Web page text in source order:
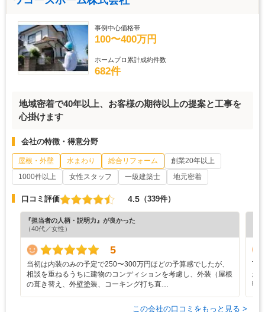
事例中心価格帯
100〜400万円
ホームプロ累計成約件数
682件
地域密着で40年以上、お客様の期待以上の提案と工事を
心掛けます
会社の特徴・得意分野
屋根・外壁 水まわり 総合リフォーム
創業20年以上
1000件以上
女性スタッフ 一級建築士 地元密着
口コミ評価 4.5 （339件）
『担当者の人柄・説明力』が良かった
（40代／女性）
5
当初は内装のみの予定で250〜300万円ほどの予算感でしたが、
相談を重ねるうちに建物のコンディションを考慮し、外装（屋根
の葺き替え、外壁塗装、コーキング打ち直…
丁
が2
明
この会社の口コミをもっと見る >